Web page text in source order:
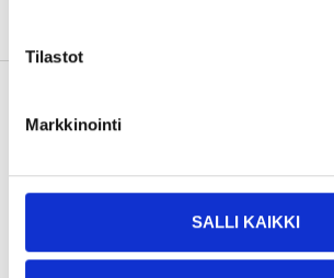
Tilastot
Markkinointi
SALLI KAIKKI
Pay & Collect in your local store